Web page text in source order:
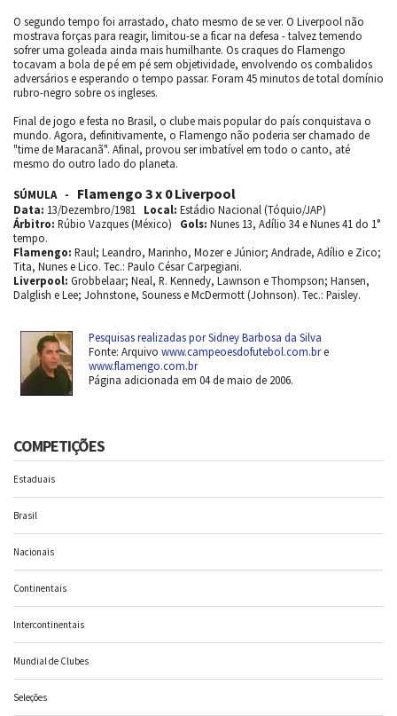
O segundo tempo foi arrastado, chato mesmo de se ver. O Liverpool não
mostrava forças para reagir, limitou-se a ficar na defesa - talvez temendo
sofrer uma goleada ainda mais humilhante. Os craques do Flamengo
tocavam a bola de pé em pé sem objetividade, envolvendo os combalidos
adversários e esperando o tempo passar. Foram 45 minutos de total domínio
rubro-negro sobre os ingleses.
Final de jogo e festa no Brasil, o clube mais popular do país conquistava o
mundo. Agora, definitivamente, o Flamengo não poderia ser chamado de
"time de Maracanã". Afinal, provou ser imbatível em todo o canto, até
mesmo do outro lado do planeta.
SÚMULA - Flamengo 3 x 0 Liverpool
Data: 13/Dezembro/1981 Local: Estádio Nacional (Tóquio/JAP)
Árbitro: Rúbio Vazques (México) Gols: Nunes 13, Adílio 34 e Nunes 41 do 1°
tempo.
Flamengo: Raul; Leandro, Marinho, Mozer e Júnior; Andrade, Adílio e Zico;
Tita, Nunes e Lico. Tec.: Paulo César Carpegiani.
Liverpool: Grobbelaar; Neal, R. Kennedy, Lawnson e Thompson; Hansen,
Dalglish e Lee; Johnstone, Souness e McDermott (Johnson). Tec.: Paisley.
Pesquisas realizadas por Sidney Barbosa da Silva
Fonte: Arquivo www.campeoesdofutebol.com.bre
www.flamengo.com.br
Página adicionada em 04 de maio de 2006.
COMPETIÇÕES
Estaduais
Brasil
Nacionais
Continentais
Intercontinentais
Mundial de Clubes
Seleções